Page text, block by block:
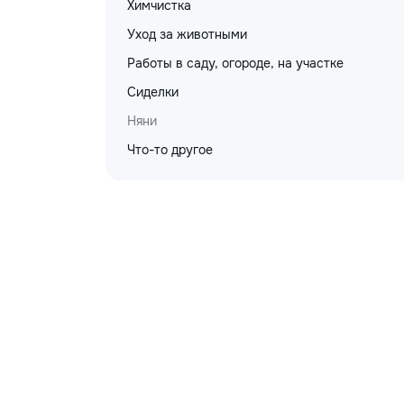
Химчистка
Уход за животными
Работы в саду, огороде, на участке
Сиделки
Няни
Что-то другое